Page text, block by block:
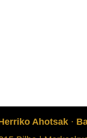
Ahotsak ·